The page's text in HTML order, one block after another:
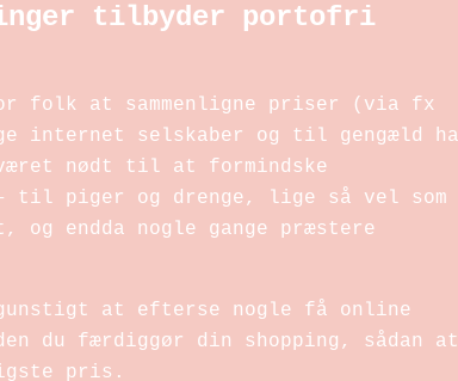
tilbyder portofri
folk at sammenligne priser (via fx
internet selskaber og til gengæld
nødt til at formindske
til piger og drenge, lige så vel som
endda nogle gange præstere
at efterse nogle få online
du færdiggør din shopping, sådan at
pris.